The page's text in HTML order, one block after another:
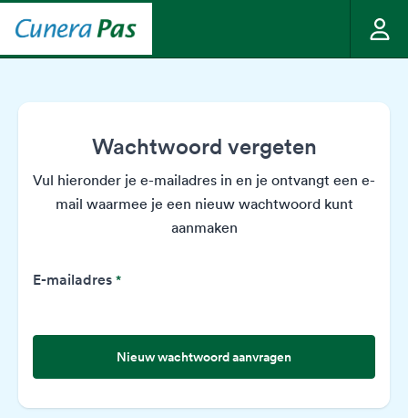
Wachtwoord vergeten
Vul hieronder je e-mailadres in en je ontvangt een e-
mail waarmee je een nieuw wachtwoord kunt
aanmaken
E-mailadres *
Nieuw wachtwoord aanvragen